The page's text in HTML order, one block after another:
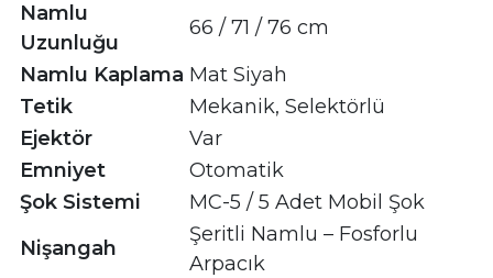
Namlu
Uzunluğu
66 / 71 / 76 cm
Namlu Kaplama Mat Siyah
Tetik
Mekanik, Selektörlü
Ejektör
Var
Emniyet
Otomatik
Şok Sistemi
MC-5 / 5 Adet Mobil Şok
Nişangah
Şeritli Namlu – Fosforlu
Arpacık